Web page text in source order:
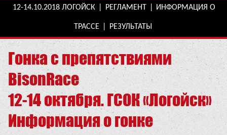
12-14.10.2018 ЛОГОЙСК РЕГЛАМЕНТ ИНФОРМАЦИЯ О
ТРАССЕ РЕЗУЛЬТАТЫ
Гонка с препятствиями
BisonRace
12-14 октября. ГСОК «Логойск»
Информация о гонке